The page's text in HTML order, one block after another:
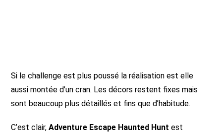
Si le challenge est plus poussé la réalisation est elle
aussi montée d’un cran. Les décors restent fixes mais
sont beaucoup plus détaillés et fins que d’habitude.
C’est clair,Adventure Escape Haunted Hunt est